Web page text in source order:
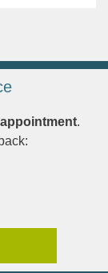
appointment.